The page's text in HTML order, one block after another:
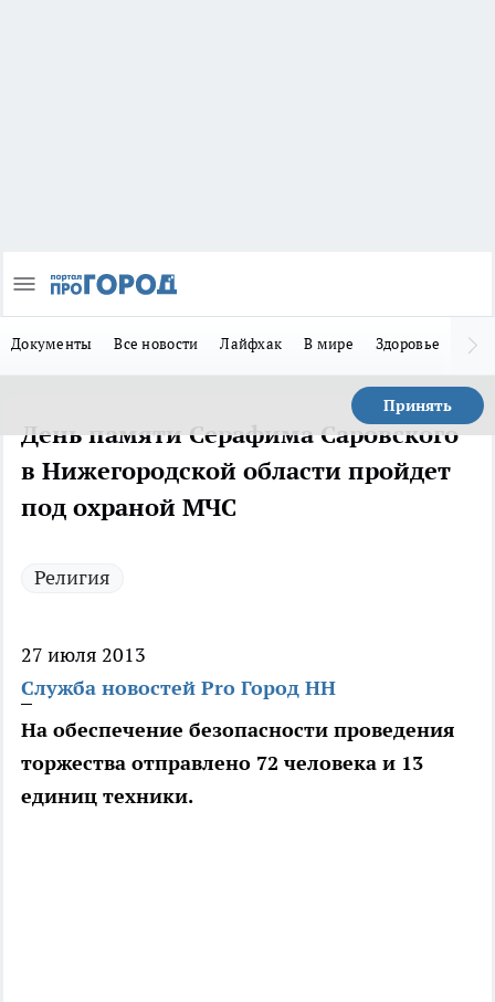
Документы Все новости Лайфхак В мире Здоровье
Принять
День памяти Серафима Саровского
в Нижегородской области пройдет
под охраной МЧС
Религия
27 июля 2013
Служба новостей Pro Город НН
На обеспечение безопасности проведения
торжества отправлено 72 человека и 13
единиц техники.